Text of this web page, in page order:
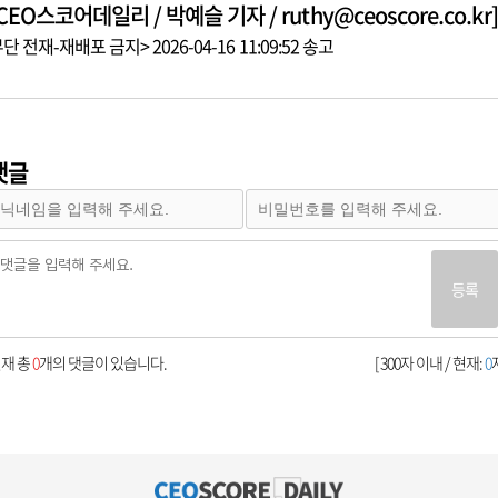
스코어데일리 / 박예슬 기자 / ruthy@ceoscore.co.kr]
전재-재배포 금지> 2026-04-16 11:09:52 송고
글
등록
[ 300자 이내 / 현재:0
총0개의 댓글이 있습니다.